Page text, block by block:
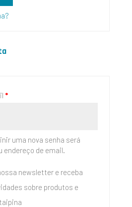
*
uma nova senha será
endereço de email.
newsletter e receba
sobre produtos e